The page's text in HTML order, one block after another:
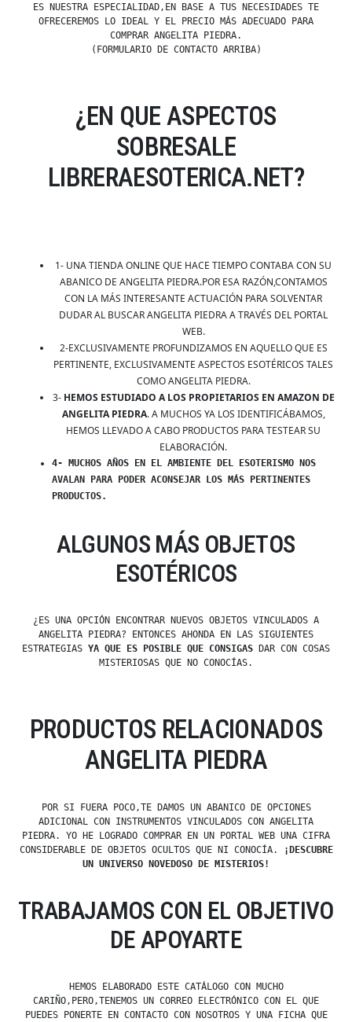
ES NUESTRA ESPECIALIDAD,EN BASE A TUS NECESIDADES TE
OFRECEREMOS LO IDEAL Y EL PRECIO MÁS ADECUADO PARA
COMPRAR ANGELITA PIEDRA.
(FORMULARIO DE CONTACTO ARRIBA)
¿EN QUE ASPECTOS
SOBRESALE
LIBRERAESOTERICA.NET?
1- UNA TIENDA ONLINE QUE HACE TIEMPO CONTABA CON SU
ABANICO DE ANGELITA PIEDRA.POR ESA RAZÓN,CONTAMOS
CON LA MÁS INTERESANTE ACTUACIÓN PARA SOLVENTAR
DUDAR AL BUSCAR ANGELITA PIEDRA A TRAVÉS DEL PORTAL
WEB.
2-EXCLUSIVAMENTE PROFUNDIZAMOS EN AQUELLO QUE ES
PERTINENTE, EXCLUSIVAMENTE ASPECTOS ESOTÉRICOS TALES
COMO ANGELITA PIEDRA.
3- HEMOS ESTUDIADO A LOS PROPIETARIOS EN AMAZON DE
ANGELITA PIEDRA. A MUCHOS YA LOS IDENTIFICÁBAMOS,
HEMOS LLEVADO A CABO PRODUCTOS PARA TESTEAR SU
ELABORACIÓN.
4- MUCHOS AÑOS EN EL AMBIENTE DEL ESOTERISMO NOS
AVALAN PARA PODER ACONSEJAR LOS MÁS PERTINENTES
PRODUCTOS.
ALGUNOS MÁS OBJETOS
ESOTÉRICOS
¿ES UNA OPCIÓN ENCONTRAR NUEVOS OBJETOS VINCULADOS A
ANGELITA PIEDRA? ENTONCES AHONDA EN LAS SIGUIENTES
ESTRATEGIAS YA QUE ES POSIBLE QUE CONSIGAS DAR CON COSAS
MISTERIOSAS QUE NO CONOCÍAS.
PRODUCTOS RELACIONADOS
ANGELITA PIEDRA
POR SI FUERA POCO,TE DAMOS UN ABANICO DE OPCIONES
ADICIONAL CON INSTRUMENTOS VINCULADOS CON ANGELITA
PIEDRA. YO HE LOGRADO COMPRAR EN UN PORTAL WEB UNA CIFRA
CONSIDERABLE DE OBJETOS OCULTOS QUE NI CONOCÍA.
¡DESCUBRE
UN UNIVERSO NOVEDOSO DE MISTERIOS!
TRABAJAMOS CON EL OBJETIVO
DE APOYARTE
HEMOS ELABORADO ESTE CATÁLOGO CON MUCHO
CARIÑO,PERO,TENEMOS UN CORREO ELECTRÓNICO CON EL QUE
PUEDES PONERTE EN CONTACTO CON NOSOTROS Y UNA FICHA QUE